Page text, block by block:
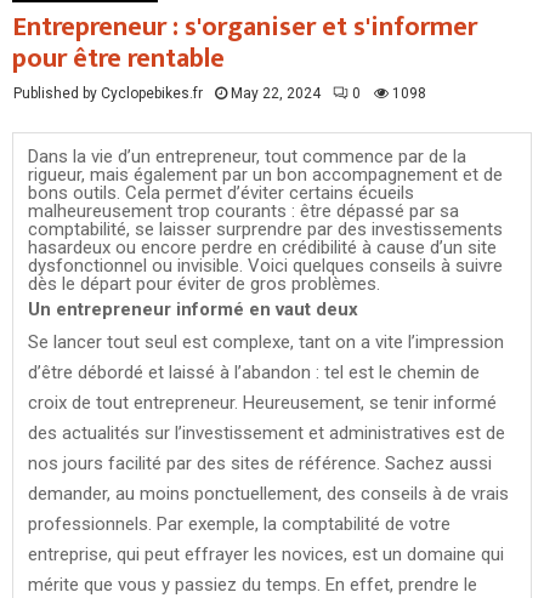
Entrepreneur : s'organiser et s'informer
pour être rentable
Published by Cyclopebikes.fr May 22, 2024 0 1098
Dans la vie d’un entrepreneur, tout commence par de la
rigueur, mais également par un bon accompagnement et de
bons outils. Cela permet d’éviter certains écueils
malheureusement trop courants : être dépassé par sa
comptabilité, se laisser surprendre par des investissements
hasardeux ou encore perdre en crédibilité à cause d’un site
dysfonctionnel ou invisible. Voici quelques conseils à suivre
dès le départ pour éviter de gros problèmes.
Un entrepreneur informé en vaut deux
Se lancer tout seul est complexe, tant on a vite l’impression
d’être débordé et laissé à l’abandon : tel est le chemin de
croix de tout entrepreneur. Heureusement, se tenir informé
des actualités sur l’investissement et administratives est de
nos jours facilité par des sites de référence. Sachez aussi
demander, au moins ponctuellement, des conseils à de vrais
professionnels. Par exemple, la comptabilité de votre
entreprise, qui peut effrayer les novices, est un domaine qui
mérite que vous y passiez du temps. En effet, prendre le